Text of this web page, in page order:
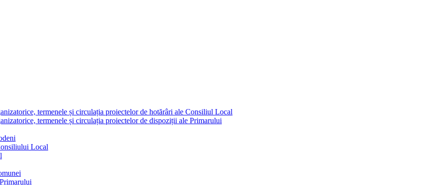
termenele și circulația proiectelor de hotărâri ale Consiliul Local
termenele și circulația proiectelor de dispoziții ale Primarului
Local